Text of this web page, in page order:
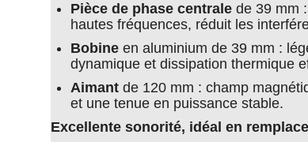
Pièce de phase centrale de 39 mm
hautes fréquences, réduit les
Bobine en aluminium de 39 mm :
dynamique et dissipation thermique
Aimant de 120 mm : champ
et une tenue en puissance stable.
Excellente sonorité, idéal en